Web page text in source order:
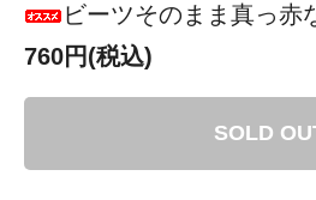
ビーツそのまま真っ赤
760円(税込)
SOLD